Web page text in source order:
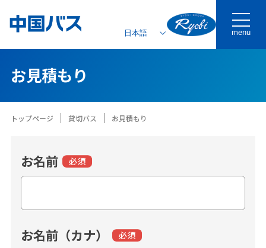
menu
お見積もり
トップページ 貸切バス お見積もり
お名前 必須
お名前（カナ） 必須